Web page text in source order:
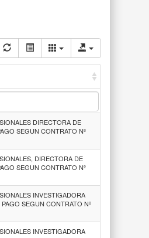
DIRECTORA DE
SEGUN CONTRATO Nº
DIRECTORA DE
SEGUN CONTRATO Nº
INVESTIGADORA
SEGUN CONTRATO Nº
INVESTIGADORA